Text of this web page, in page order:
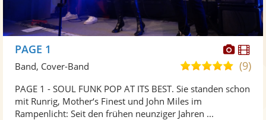
Fotos
PAGE 1
5,0
5
(9)
Band, Cover-Band
PAGE 1 - SOUL FUNK POP AT ITS BEST. Sie standen schon
mit Runrig, Mother‘s Finest und John Miles im
Rampenlicht: Seit den frühen neunziger Jahren ...